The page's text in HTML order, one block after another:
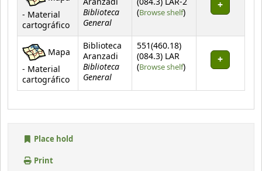
- Material
cartográfico
Aranzadi
Biblioteca
General
(084.3) LAR-2
(Browse shelf(Opens below)
)
Mapa
- Material
cartográfico
Biblioteca
Aranzadi
Biblioteca
General
551(460.18)
(084.3) LAR
(Browse shelf(Opens below)
)
Place hold
Print